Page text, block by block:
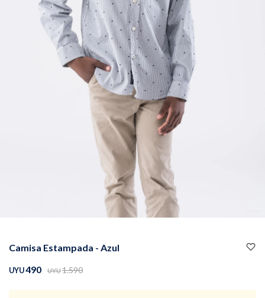
Camisa Estampada - Azul
UYU490 UYU1.590
Remeras Camisas
Pantalones
Chalecos
Canguros